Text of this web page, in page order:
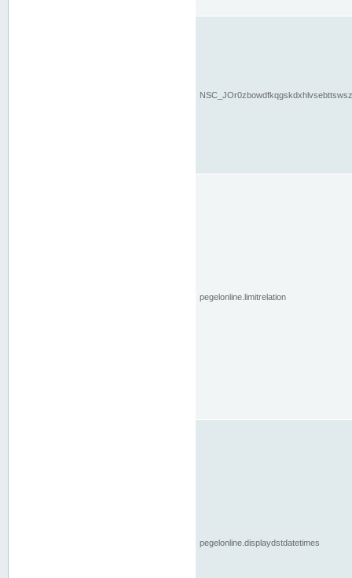
pegelonline.limitrelation
pegelonline.displaydstdatetimes